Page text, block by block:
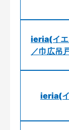
ieria(イエ
／巾広吊
ieria(イ